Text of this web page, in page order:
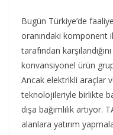
Bugün Türkiye’de
oranındaki komponent
tarafından
konvansiyonel ürün
Ancak elektrikli araçlar
teknolojileriyle birlikte
dışa bağımlılık
alanlara yatırım